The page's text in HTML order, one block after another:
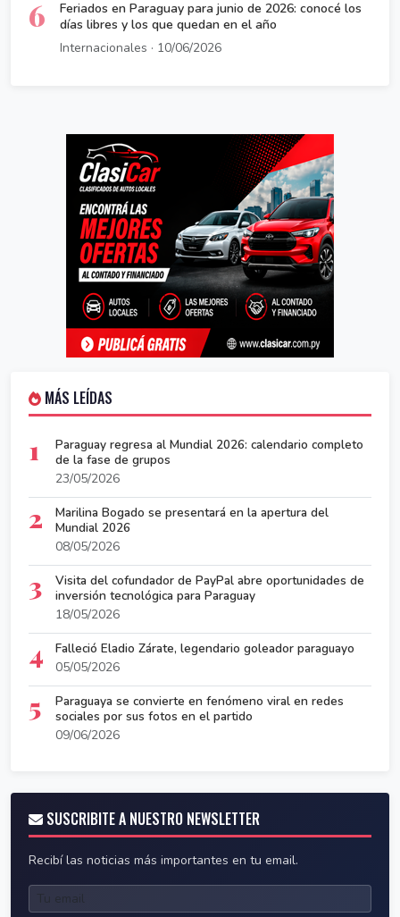
6
Feriados en Paraguay para junio de 2026: conocé los
días libres y los que quedan en el año
Internacionales · 10/06/2026
MÁS LEÍDAS
1
Paraguay regresa al Mundial 2026: calendario completo
de la fase de grupos
23/05/2026
2
Marilina Bogado se presentará en la apertura del
Mundial 2026
08/05/2026
3
Visita del cofundador de PayPal abre oportunidades de
inversión tecnológica para Paraguay
18/05/2026
4
Falleció Eladio Zárate, legendario goleador paraguayo
05/05/2026
5
Paraguaya se convierte en fenómeno viral en redes
sociales por sus fotos en el partido
09/06/2026
SUSCRIBITE A NUESTRO NEWSLETTER
Recibí las noticias más importantes en tu email.